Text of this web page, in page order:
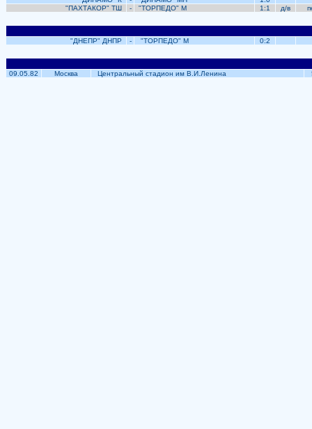
"ПАХТАКОР" ТШ
- "ТОРПЕДО" М 1:1 д/в
"ДНЕПР" ДНПР - "ТОРПЕДО" М 0:2
09.05.82 Москва Центральный стадион им В.И.Ленина